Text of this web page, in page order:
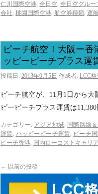
仁川国際空港,全日空,全日空グルー
会社, 桃園国際空港, 航空券種類, 運
ピーチ航空！大阪ー香
ッピーピーチプラス運
投稿日: 2013年9月5日 作成者: LCC
ピーチ航空が、11月1日から
ピーピーチプラス運賃は11,380
カテゴリー: アジア地域, 国際路線
運賃, ハッピーピーチ運賃, ピーチ
ピーチ香港, 国内ローコストキャリア
← 以前の投稿